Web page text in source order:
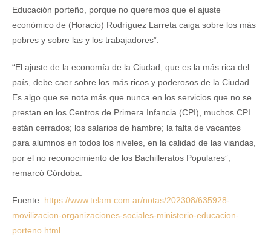
Educación porteño, porque no queremos que el ajuste
económico de (Horacio) Rodríguez Larreta caiga sobre los más
pobres y sobre las y los trabajadores”.
“El ajuste de la economía de la Ciudad, que es la más rica del
país, debe caer sobre los más ricos y poderosos de la Ciudad.
Es algo que se nota más que nunca en los servicios que no se
prestan en los Centros de Primera Infancia (CPI), muchos CPI
están cerrados; los salarios de hambre; la falta de vacantes
para alumnos en todos los niveles, en la calidad de las viandas,
por el no reconocimiento de los Bachilleratos Populares”,
remarcó Córdoba.
Fuente: https://www.telam.com.ar/notas/202308/635928-
movilizacion-organizaciones-sociales-ministerio-educacion-
porteno.html